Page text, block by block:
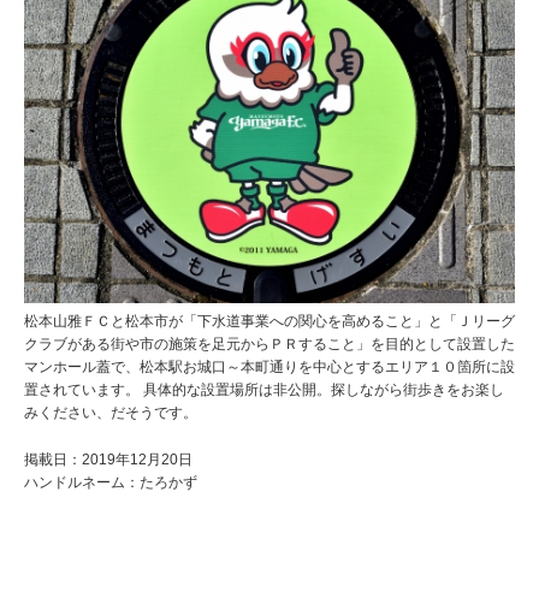
松本山雅ＦＣと松本市が「下水道事業への関心を高めること」と「Ｊリーグ
クラブがある街や市の施策を足元からＰＲすること」を目的として設置した
マンホール蓋で、松本駅お城口～本町通りを中心とするエリア１０箇所に設
置されています。 具体的な設置場所は非公開。探しながら街歩きをお楽し
みください、だそうです。
掲載日：2019年12月20日
ハンドルネーム：たろかず